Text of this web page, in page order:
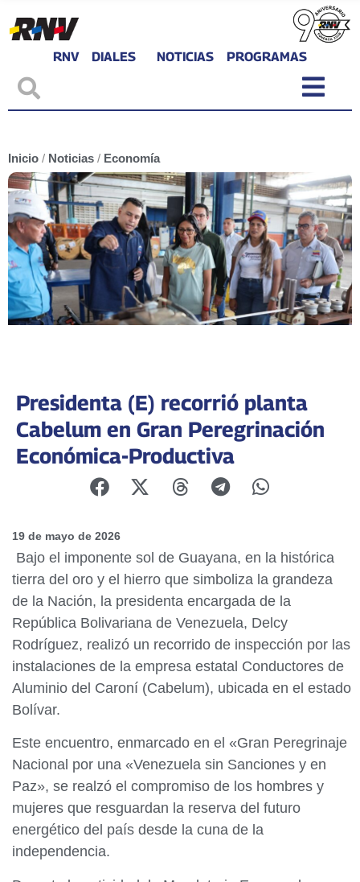
RNV DIALES NOTICIAS PROGRAMAS
Inicio / Noticias / Economía
Presidenta (E) recorrió planta
Cabelum en Gran Peregrinación
Económica-Productiva
19 de mayo de 2026
Bajo el imponente sol de Guayana, en la histórica
tierra del oro y el hierro que simboliza la grandeza
de la Nación, la presidenta encargada de la
República Bolivariana de Venezuela, Delcy
Rodríguez, realizó un recorrido de inspección por las
instalaciones de la empresa estatal Conductores de
Aluminio del Caroní (Cabelum), ubicada en el estado
Bolívar.
Este encuentro, enmarcado en el «Gran Peregrinaje
Nacional por una «Venezuela sin Sanciones y en
Paz», se realzó el compromiso de los hombres y
mujeres que resguardan la reserva del futuro
energético del país desde la cuna de la
independencia.